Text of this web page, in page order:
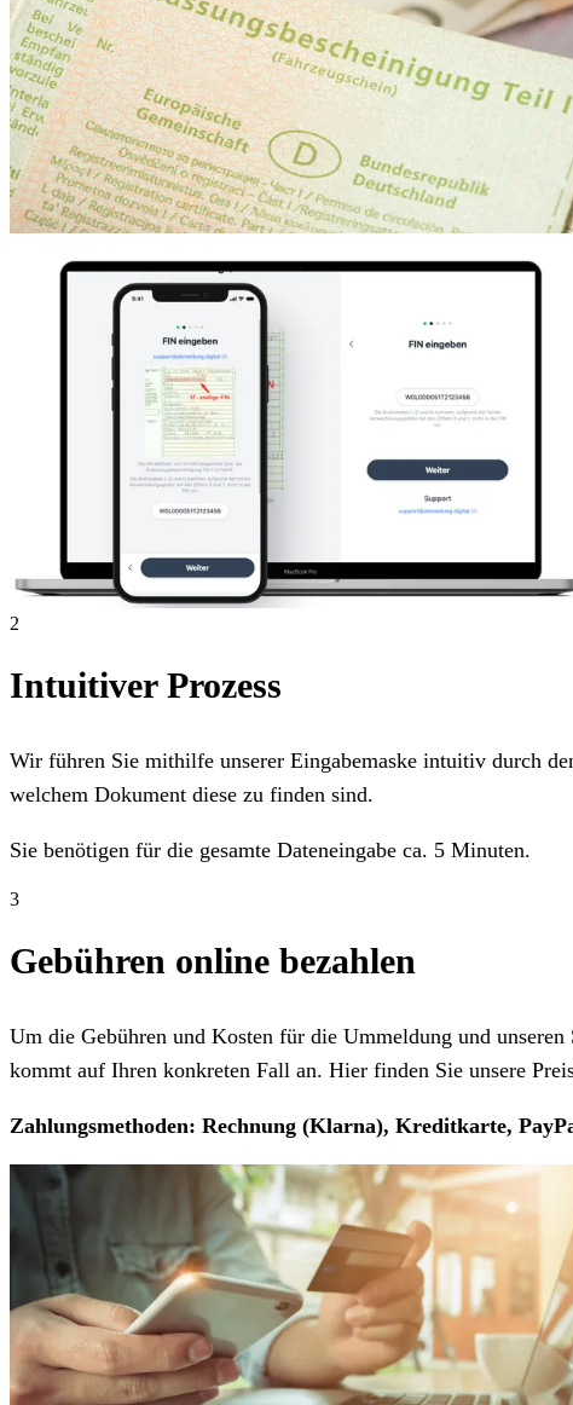
2
Intuitiver Prozess
Wir führen Sie mithilfe unserer Eingabemaske intuitiv durch
welchem Dokument diese zu finden sind.
Sie benötigen für die gesamte Dateneingabe ca. 5 Minuten.
3
Gebühren online bezahlen
Um die Gebühren und Kosten für die Ummeldung und
kommt auf Ihren konkreten Fall an. Hier finden Sie unsere
Zahlungsmethoden: Rechnung (Klarna), Kreditkarte,